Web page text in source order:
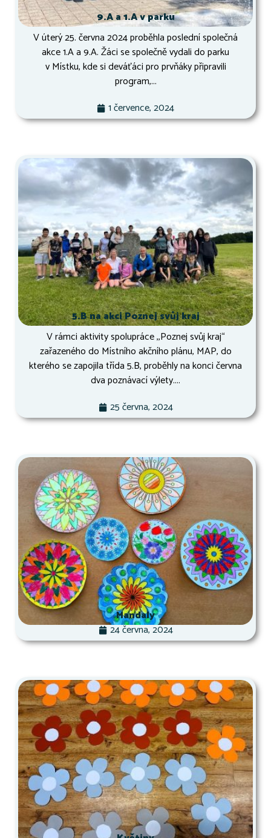
9.A a 1.A v parku
V úterý 25. června 2024 proběhla poslední společná
akce 1.A a 9.A. Žáci se společně vydali do parku
v Místku, kde si deváťáci pro prvňáky připravili
program,...
1 července, 2024
5.B na akci Poznej svůj kraj
V rámci aktivity spolupráce ,,Poznej svůj kraj“
zařazeného do Místního akčního plánu, MAP, do
kterého se zapojila třída 5.B, proběhly na konci června
dva poznávací výlety....
25 června, 2024
Mandaly
24 června, 2024